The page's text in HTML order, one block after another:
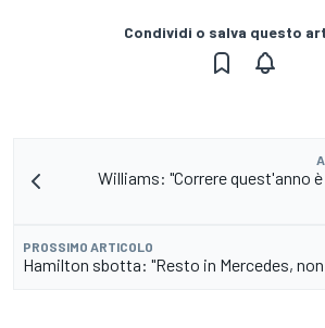
Condividi o salva questo
Williams: "Correre quest'anno
PROSSIMO ARTICOLO
Hamilton sbotta: "Resto in Mercedes,